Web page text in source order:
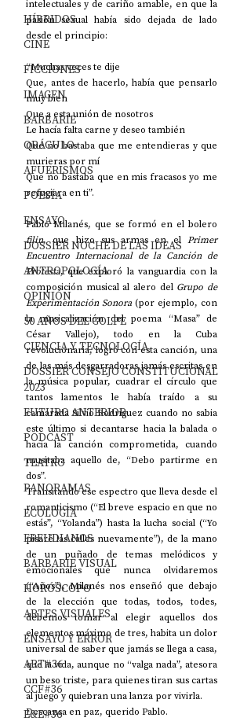
HÍBRIDOS
CINE
FICCIONES
IMAGEN
BARBARIE
ORÁCULO
AFUERISMOS
POESÍA
ENSAYO
DOSSIER NOCHE DE LAS IDEAS
ANTROPOLOGÍA
OPINIÓN
50 AÑOS DEL GOLPE
CIENCIA Y TECNOLOGÍA
DOSSIER CONSEJO CONSTITUCIONAL
2023
FUTURO ANTERIOR
PODCAST
TEATRO
PANORAMAS
ECOLOGÍA
FREUDIANOS
BARBARIE VISUAL
HORÓSCOPO
ARTES VISUALES
ENSAYO Y ERROR
ART#36
CCF#36
E&E#36
intelectuales y de cariño amable, en que la
pasión sexual había sido dejada de lado
desde el principio:
“Muchas veces te dije
Que, antes de hacerlo, había que pensarlo
muy bien
Que a esta unión de nosotros
Le hacía falta carne y deseo también
Que no bastaba que me entendieras y que
murieras por mí
Que no bastaba que en mis fracasos yo me
refugiara en ti”.
filin, que hizo sus armas en el Primer
Encuentro Internacional de la Canción de
Protesta, que exploró la vanguardia con la
composición musical al alero del Grupo de
Experimentación Sonora (por ejemplo, con
la musicalización del poema “Masa” de
César Vallejo), todo en la Cuba
revolucionaria, logró con esta canción, una
de las más desgarradoras jamás escritas en
la música popular, cuadrar el círculo que
tantos lamentos le había traído a su
camarada Silvio Rodríguez cuando no sabia
este último si decantarse hacia la balada o
hacia la canción comprometida, cuando
musitaba aquello de, “Debo partirme en
dos”.
Transitando ese espectro que lleva desde el
romanticismo (“El breve espacio en que no
estás”, “Yolanda”) hasta la lucha social (“Yo
pisaré las calles nuevamente”), de la mano
de un puñado de temas melódicos y
emocionales que nunca olvidaremos
(“Años”), Milanés nos enseñó que debajo
de la elección que todas, todos, todes,
debemos tomar al elegir aquellos dos
elementos máximo de tres, habita un dolor
universal de saber que jamás se llega a casa,
que la vida, aunque no “valga nada”, atesora
un beso triste, para quienes tiran sus cartas
al juego y quiebran una lanza por vivirla.
Descansa en paz, querido Pablo.